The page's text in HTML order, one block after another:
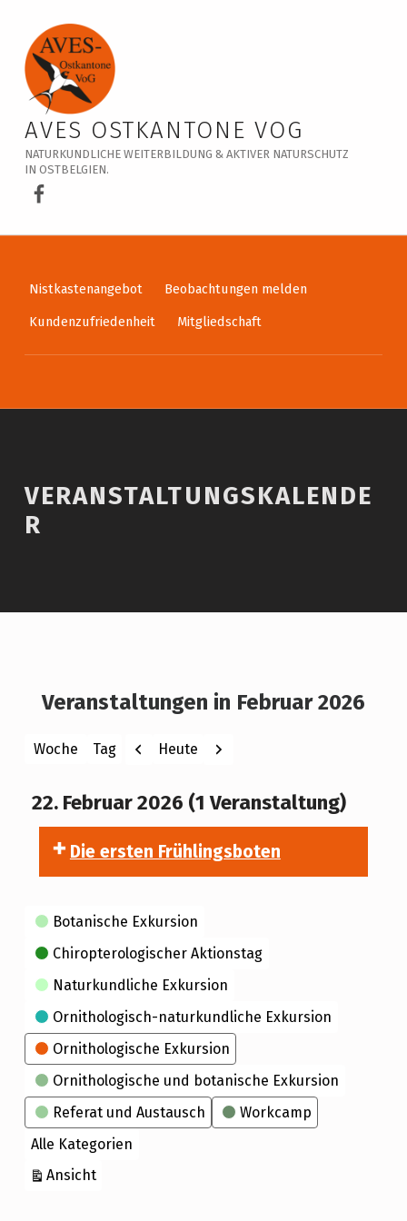
Veranstaltungskalender – AVES Ostkantone VoG
AVES OSTKANTONE VOG
NATURKUNDLICHE WEITERBILDUNG & AKTIVER NATURSCHUTZ
IN OSTBELGIEN.
AVES Ostkantone bei Facebook
Nistkastenangebot
Beobachtungen melden
Kundenzufriedenheit
Mitgliedschaft
VERANSTALTUNGSKALENDE
R
Veranstaltungen in Februar 2026
Woche Tag
Monat
Jahr
Zurück
Heute Weiter
22. Februar 2026 (1 Veranstaltung)
Die ersten Frühlingsboten
Kategorien
Botanische Exkursion
Chiropterologischer Aktionstag
Naturkundliche Exkursion
Ornithologisch-naturkundliche Exkursion
Ornithologische Exkursion
Ornithologische und botanische Exkursion
Referat und Austausch
Workcamp
Alle Kategorien
Ansichtausdrucken